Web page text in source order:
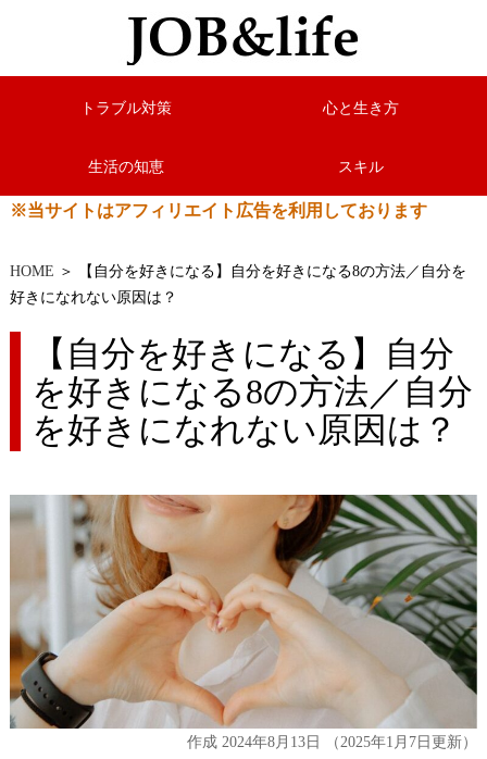
トラブル対策 心と生き方
生活の知恵 スキル
※当サイトはアフィリエイト広告を利用しております
HOME ＞ 【自分を好きになる】自分を好きになる8の方法／自分を
好きになれない原因は？
【自分を好きになる】自分
を好きになる8の方法／自分
を好きになれない原因は？
作成 2024年8月13日 （2025年1月7日更新）